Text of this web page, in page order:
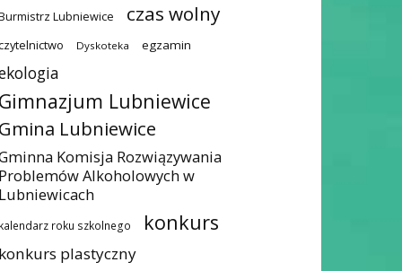
Lubniewice czas wolny
Dyskoteka egzamin
Lubniewice
Lubniewice
Komisja Rozwiązywania
Alkoholowych w
roku szkolnego konkurs
plastyczny